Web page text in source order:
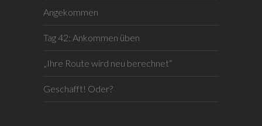
Angekommen
Tag 42: Ankommen üben
„Ihre Route wird neu berechnet“
Geschafft! Oder?